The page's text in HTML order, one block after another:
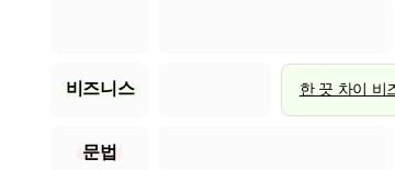
비즈니스 한 끗 차이 비
문법